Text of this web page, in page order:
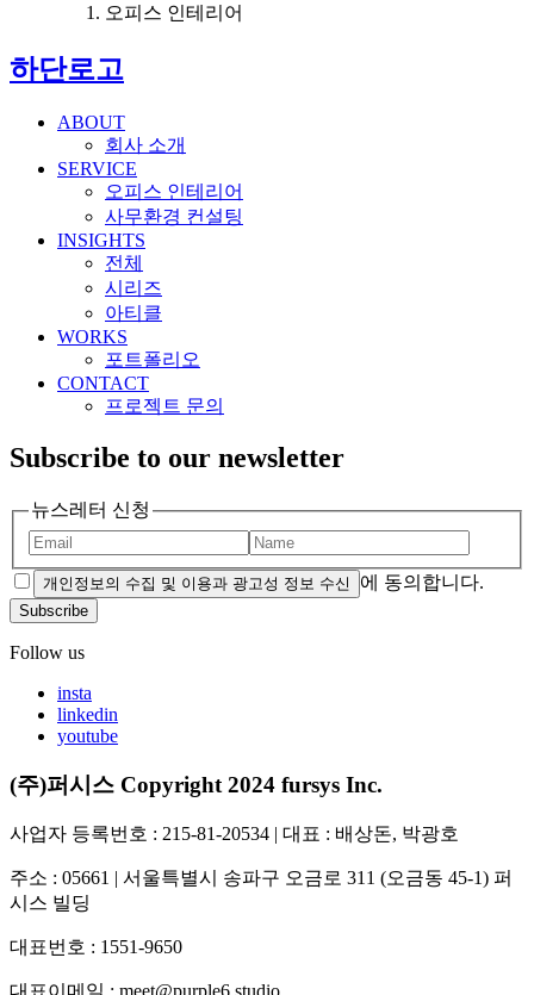
오피스 인테리어
하단로고
ABOUT
회사 소개
SERVICE
오피스 인테리어
사무환경 컨설팅
INSIGHTS
전체
시리즈
아티클
WORKS
포트폴리오
CONTACT
프로젝트 문의
Subscribe to our newsletter
뉴스레터 신청
개인정보의 수집 및 이용과 광고성 정보 수신 에 동의합니다.
Subscribe
Follow us
insta
linkedin
youtube
(주)퍼시스 Copyright 2024 fursys Inc.
사업자 등록번호 : 215-81-20534 | 대표 : 배상돈, 박광호
주소 : 05661 | 서울특별시 송파구 오금로 311 (오금동 45-1) 퍼
시스 빌딩
대표번호 : 1551-9650